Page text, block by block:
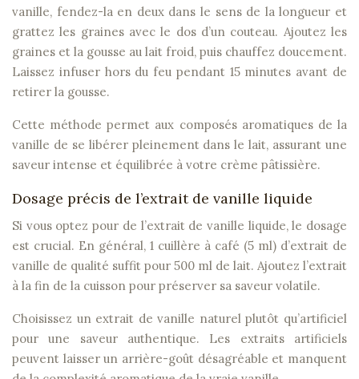
vanille, fendez-la en deux dans le sens de la longueur et
grattez les graines avec le dos d’un couteau. Ajoutez les
graines et la gousse au lait froid, puis chauffez doucement.
Laissez infuser hors du feu pendant 15 minutes avant de
retirer la gousse.
Cette méthode permet aux composés aromatiques de la
vanille de se libérer pleinement dans le lait, assurant une
saveur intense et équilibrée à votre crème pâtissière.
Dosage précis de l’extrait de vanille liquide
Si vous optez pour de l’extrait de vanille liquide, le dosage
est crucial. En général, 1 cuillère à café (5 ml) d’extrait de
vanille de qualité suffit pour 500 ml de lait. Ajoutez l’extrait
à la fin de la cuisson pour préserver sa saveur volatile.
Choisissez un extrait de vanille naturel plutôt qu’artificiel
pour une saveur authentique. Les extraits artificiels
peuvent laisser un arrière-goût désagréable et manquent